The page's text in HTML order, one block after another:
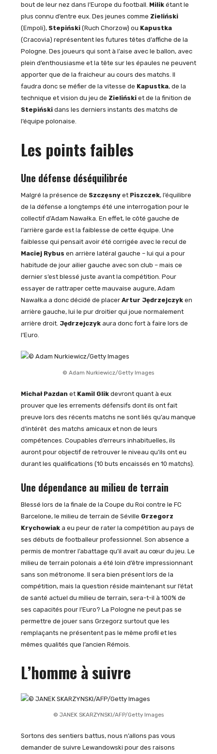
bout de leur nez dans l’Europe du football. Milikétant le
plus connu d’entre eux. Des jeunes comme Zieliński
(Empoli), Stepiński(Ruch Chorzow) ou Kapustka
(Cracovia) représentent les futures têtes d’affiche de la
Pologne. Des joueurs qui sont à l’aise avec le ballon, avec
plein d’enthousiasme et la tête sur les épaules ne peuvent
apporter que de la fraicheur au cours des matchs. Il
faudra donc se méfier de la vitesse de Kapustka, de la
technique et vision du jeu de Zielińskiet de la finition de
Stepińskidans les derniers instants des matchs de
l’équipe polonaise.
Les points faibles
Une défense déséquilibrée
Malgré la présence de Szczęsnyet Piszczek, l’équilibre
de la défense a longtemps été une interrogation pour le
collectif d’Adam Nawałka. En effet, le côté gauche de
l’arrière garde est la faiblesse de cette équipe. Une
faiblesse qui pensait avoir été corrigée avec le recul de
Maciej Rybus en arrière latéral gauche – lui qui a pour
habitude de jour ailier gauche avec son club – mais ce
dernier s’est blessé juste avant la compétition. Pour
essayer de rattraper cette mauvaise augure, Adam
Nawałka a donc décidé de placer Artur Jędrzejczyken
arrière gauche, lui le pur droitier qui joue normalement
arrière droit. Jędrzejczykaura donc fort à faire lors de
l’Euro.
© Adam Nurkiewicz/Getty Images
Michał Pazdan et Kamil Glikdevront quant à eux
prouver que les errements défensifs dont ils ont fait
preuve lors des récents matchs ne sont liés qu’au manque
d’intérêt des matchs amicaux et non de leurs
compétences. Coupables d’erreurs inhabituelles, ils
auront pour objectif de retrouver le niveau qu’ils ont eu
durant les qualifications (10 buts encaissés en 10 matchs).
Une dépendance au milieu de terrain
Blessé lors de la finale de la Coupe du Roi contre le FC
Barcelone, le milieu de terrain de Séville Grzegorz
Krychowiaka eu peur de rater la compétition au pays de
ses débuts de footballeur professionnel. Son absence a
permis de montrer l’abattage qu’il avait au cœur du jeu. Le
milieu de terrain polonais a été loin d’être impressionnant
sans son métronome. Il sera bien présent lors de la
compétition, mais la question réside maintenant sur l’état
de santé actuel du milieu de terrain, sera-t-il à 100% de
ses capacités pour l’Euro? La Pologne ne peut pas se
permettre de jouer sans Grzegorz surtout que les
remplaçants ne présentent pas le même profil et les
mêmes qualités que l’ancien Rémois.
L’homme à suivre
© JANEK SKARZYNSKI/AFP/Getty Images
Sortons des sentiers battus, nous n’allons pas vous
demander de suivre Lewandowski pour des raisons